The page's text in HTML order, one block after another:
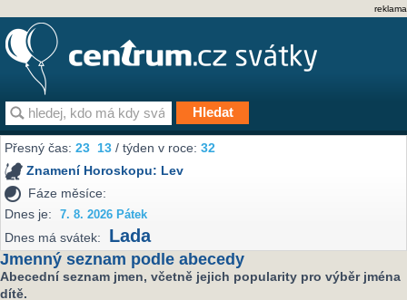
reklama
Přesný čas:23 13 / týden v roce:32
Znamení Horoskopu: Lev
Fáze měsíce:
Dnes je:
7. 8. 2026 Pátek
Dnes má svátek: Lada
Jmenný seznam podle abecedy
Abecední seznam jmen, včetně jejich popularity pro výběr jména
dítě.